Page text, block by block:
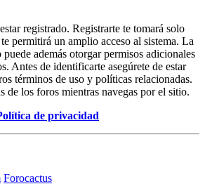
registrado. Registrarte te tomará solo
permitirá un amplio acceso al sistema. La
además otorgar permisos adicionales
Antes de identificarte asegúrete de estar
términos de uso y políticas relacionadas.
de los foros mientras navegas por el sitio.
de privacidad
Forocactus